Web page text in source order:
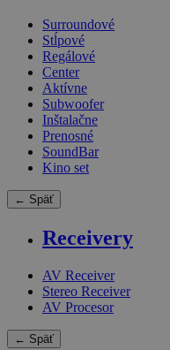
Surroundové
Stĺpové
Regálové
Center
Aktívne
Subwoofer
Inštalačne
Prenosné
SoundBar
Kino set
← Späť
Receivery
AV Receiver
Stereo Receiver
AV Procesor
← Späť